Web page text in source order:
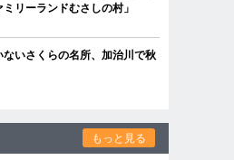
リーランドむさしの村」
いさくらの名所、加治川で秋
もっと見る